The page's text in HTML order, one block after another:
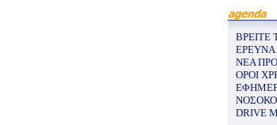
ΒΡΕΙΤΕ
ΕΡΕΥΝΑ
ΝΕΑ
ΟΡΟΙ
DRIVE